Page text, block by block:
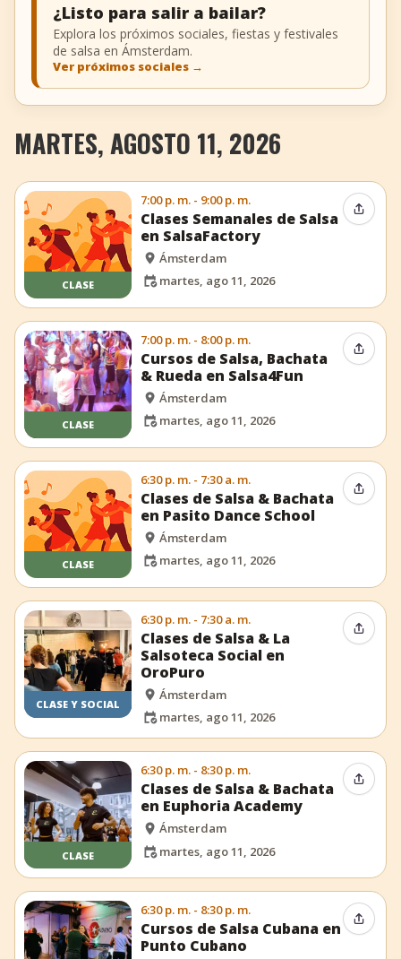
¿Listo para salir a bailar?
Explora los próximos sociales, fiestas y festivales
de salsa en Ámsterdam.
Ver próximos sociales →
MARTES, AGOSTO 11, 2026
CLASE
7:00 p. m. - 9:00 p. m.
Clases Semanales de Salsa
en SalsaFactory
Ámsterdam
martes, ago 11, 2026
CLASE
7:00 p. m. - 8:00 p. m.
Cursos de Salsa, Bachata
& Rueda en Salsa4Fun
Ámsterdam
martes, ago 11, 2026
CLASE
6:30 p. m. - 7:30 a. m.
Clases de Salsa & Bachata
en Pasito Dance School
Ámsterdam
martes, ago 11, 2026
CLASE Y SOCIAL
6:30 p. m. - 7:30 a. m.
Clases de Salsa & La
Salsoteca Social en
OroPuro
Ámsterdam
martes, ago 11, 2026
CLASE
6:30 p. m. - 8:30 p. m.
Clases de Salsa & Bachata
en Euphoria Academy
Ámsterdam
martes, ago 11, 2026
6:30 p. m. - 8:30 p. m.
Cursos de Salsa Cubana en
Punto Cubano